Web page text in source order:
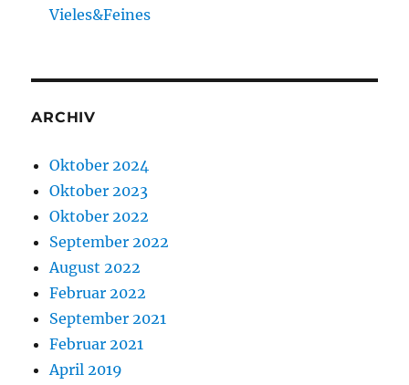
Vieles&Feines
ARCHIV
Oktober 2024
Oktober 2023
Oktober 2022
September 2022
August 2022
Februar 2022
September 2021
Februar 2021
April 2019